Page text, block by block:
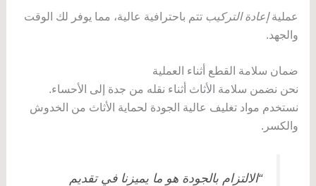
عمليةإعادة التركيب تتم باحترافية عالية، مما يوفر لك الوقت
والجهد.
ضمان سلامة القطع أثناء العملية
نحن نضمن سلامة الأثاث أثناء نقله من جدة إلى الأحساء.
نستخدم مواد تغليف عالية الجودة لحماية الأثاث من الخدوش
والكسر.
“الالتزام بالجودة هو ما يميزنا في تقديم